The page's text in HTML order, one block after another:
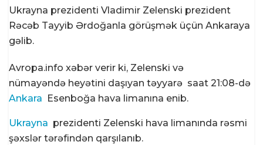
Ukrayna prezidenti Vladimir Zelenski prezident
Rəcəb Tayyib Ərdoğanla görüşmək üçün Ankaraya
gəlib.
Avropa.info xəbər verir ki, Zelenski və
nümayəndə heyətini daşıyan təyyarə saat 21:08-də
Ankara Esenboğa hava limanına enib.
Ukrayna prezidenti Zelenski hava limanında rəsmi
şəxslər tərəfindən qarşılanıb.